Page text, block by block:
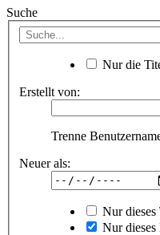
Suche
Nur die
Erstellt von:
Trenne
Neuer als:
Nur dieses
Nur dieses